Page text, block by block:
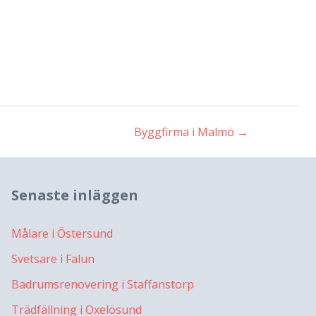
Byggfirma i Malmö →
Senaste inläggen
Målare i Östersund
Svetsare i Falun
Badrumsrenovering i Staffanstorp
Trädfällning i Oxelösund